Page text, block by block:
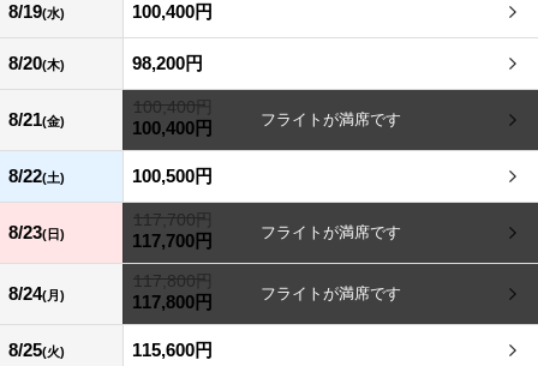
8/19(水) 100,400円
8/20(木) 98,200円
8/21(金)
100,400円
100,400円
8/22(土) 100,500円
8/23(日)
117,700円
117,700円
8/24(月)
117,800円
117,800円
8/25(火) 115,600円